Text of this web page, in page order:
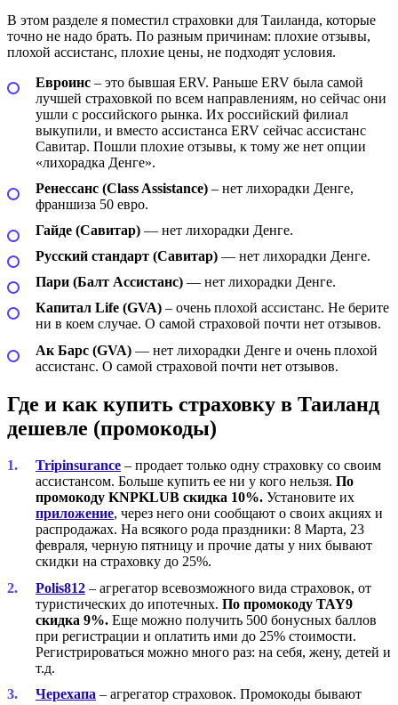
В этом разделе я поместил страховки для Таиланда, которые
точно не надо брать. По разным причинам: плохие отзывы,
плохой ассистанс, плохие цены, не подходят условия.
Евроинс – это бывшая ERV. Раньше ERV была самой
лучшей страховкой по всем направлениям, но сейчас они
ушли с российского рынка. Их российский филиал
выкупили, и вместо ассистанса ERV сейчас ассистанс
Савитар. Пошли плохие отзывы, к тому же нет опции
«лихорадка Денге».
Ренессанс (Class Assistance) – нет лихорадки Денге,
франшиза 50 евро.
Гайде (Савитар) — нет лихорадки Денге.
Русский стандарт (Савитар) — нет лихорадки Денге.
Пари (Балт Ассистанс) — нет лихорадки Денге.
Капитал Life (GVA) – очень плохой ассистанс. Не берите
ни в коем случае. О самой страховой почти нет отзывов.
Ак Барс (GVA) — нет лихорадки Денге и очень плохой
ассистанс. О самой страховой почти нет отзывов.
Где и как купить страховку в Таиланд
дешевле (промокоды)
Tripinsurance – продает только одну страховку со своим
ассистансом. Больше купить ее ни у кого нельзя. По
промокоду KNPKLUB скидка 10%. Установите их
приложение, через него они сообщают о своих акциях и
распродажах. На всякого рода праздники: 8 Марта, 23
февраля, черную пятницу и прочие даты у них бывают
скидки на страховку до 25%.
Polis812 – агрегатор всевозможного вида страховок, от
туристических до ипотечных. По промокоду TAY9
скидка 9%. Еще можно получить 500 бонусных баллов
при регистрации и оплатить ими до 25% стоимости.
Регистрироваться можно много раз: на себя, жену, детей и
т.д.
Черехапа – агрегатор страховок. Промокоды бывают